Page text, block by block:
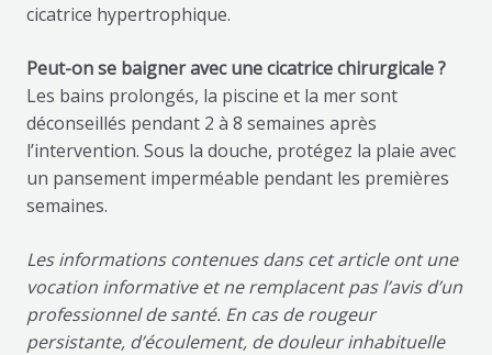
cicatrice hypertrophique.
Peut-on se baigner avec une cicatrice chirurgicale ?
Les bains prolongés, la piscine et la mer sont
déconseillés pendant 2 à 8 semaines après
l’intervention. Sous la douche, protégez la plaie avec
un pansement imperméable pendant les premières
semaines.
Les informations contenues dans cet article ont une
vocation informative et ne remplacent pas l’avis d’un
professionnel de santé. En cas de rougeur
persistante, d’écoulement, de douleur inhabituelle